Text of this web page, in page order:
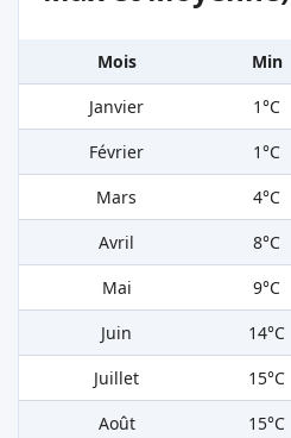
Mois Min
Janvier
1°C
Février
1°C
Mars
4°C
Avril
8°C
Mai
9°C
Juin
14°C
Juillet
15°C
Août
15°C